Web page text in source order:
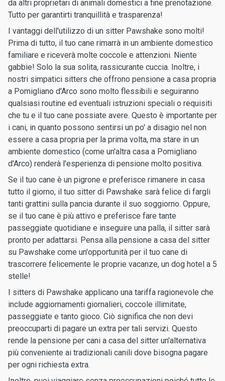
da altri proprietari di animali domestici a fine prenotazione.
Tutto per garantirti tranquillità e trasparenza!
I vantaggi dell'utilizzo di un sitter Pawshake sono molti!
Prima di tutto, il tuo cane rimarrà in un ambiente domestico
familiare e riceverà molte coccole e attenzioni. Niente
gabbie! Solo la sua solita, rassicurante cuccia. Inoltre, i
nostri simpatici sitters che offrono pensione a casa propria
a Pomigliano d'Arco sono molto flessibili e seguiranno
qualsiasi routine ed eventuali istruzioni speciali o requisiti
che tu e il tuo cane possiate avere. Questo è importante per
i cani, in quanto possono sentirsi un po' a disagio nel non
essere a casa propria per la prima volta, ma stare in un
ambiente domestico (come un'altra casa a Pomigliano
d'Arco) renderà l'esperienza di pensione molto positiva.
Se il tuo cane è un pigrone e preferisce rimanere in casa
tutto il giorno, il tuo sitter di Pawshake sarà felice di fargli
tanti grattini sulla pancia durante il suo soggiorno. Oppure,
se il tuo cane è più attivo e preferisce fare tante
passeggiate quotidiane e inseguire una palla, il sitter sarà
pronto per adattarsi. Pensa alla pensione a casa del sitter
su Pawshake come un'opportunità per il tuo cane di
trascorrere felicemente le proprie vacanze, un dog hotel a 5
stelle!
I sitters di Pawshake applicano una tariffa ragionevole che
include aggiornamenti giornalieri, coccole illimitate,
passeggiate e tanto gioco. Ciò significa che non devi
preoccuparti di pagare un extra per tali servizi. Questo
rende la pensione per cani a casa del sitter un'alternativa
più conveniente ai tradizionali canili dove bisogna pagare
per ogni richiesta extra.